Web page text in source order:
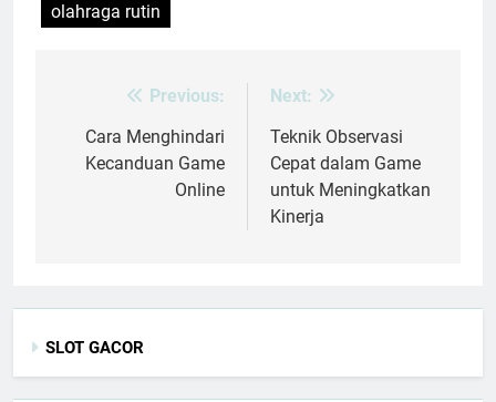
olahraga rutin
navigation
Previous:
Cara Menghindari
Kecanduan Game
Online
Next:
Teknik Observasi
Cepat dalam Game
untuk Meningkatkan
Kinerja
SLOT GACOR